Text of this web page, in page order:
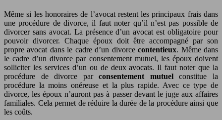
Même si les honoraires de l’avocat restent les principaux frais dans
une procédure de divorce, il faut noter qu’il n’est pas possible de
divorcer sans avocat. La présence d’un avocat est obligatoire pour
pouvoir divorcer. Chaque époux doit être accompagné par son
propre avocat dans le cadre d’un divorcecontentieux. Même dans
le cadre d’un divorce par consentement mutuel, les époux doivent
solliciter les services d’un ou de deux avocats. Il faut noter que la
procédure de divorce parconsentement mutuelconstitue la
procédure la moins onéreuse et la plus rapide. Avec ce type de
divorce, les époux n’auront pas à passer devant le juge aux affaires
familiales. Cela permet de réduire la durée de la procédure ainsi que
les coûts.